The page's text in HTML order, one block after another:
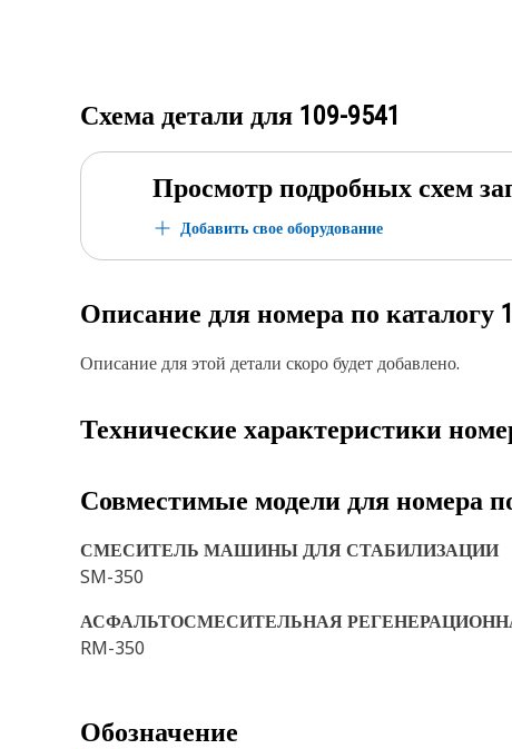
Схема детали для 109-9541
Просмотр подробных схем
Добавить свое оборудование
Описание для номера по каталогу
Описание для этой детали скоро будет добавлено.
Технические характеристики
Совместимые модели для номера
СМЕСИТЕЛЬ МАШИНЫ ДЛЯ СТАБИЛИЗАЦИИ
SM-350
АСФАЛЬТОСМЕСИТЕЛЬНАЯ
RM-350
Обозначение